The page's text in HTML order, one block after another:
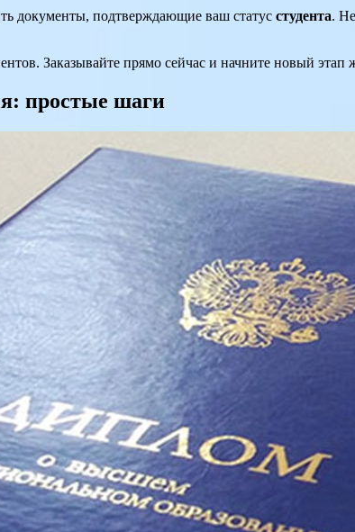
документы, подтверждающие ваш статус студента.
Заказывайте прямо сейчас и начните новый
простые шаги